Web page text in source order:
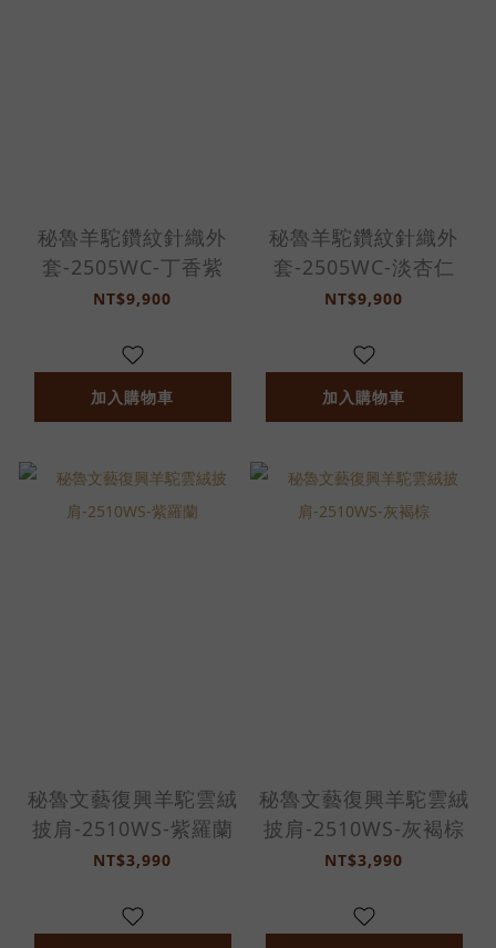
秘魯羊駝鑽紋針織外
套-2505WC-丁香紫
NT$9,900
加入購物車
秘魯羊駝鑽紋針織外
套-2505WC-淡杏仁
NT$9,900
加入購物車
秘魯文藝復興羊駝雲絨
披肩-2510WS-紫羅蘭
NT$3,990
秘魯文藝復興羊駝雲絨
披肩-2510WS-灰褐棕
NT$3,990